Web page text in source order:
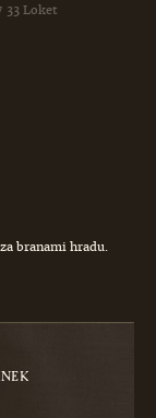
Loket
branami hradu.